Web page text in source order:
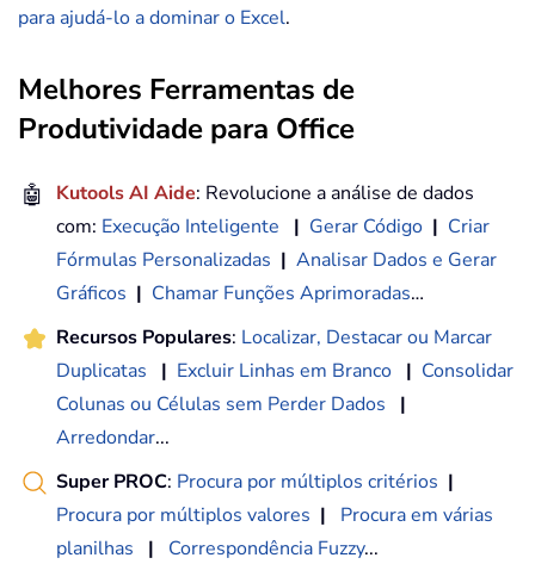
para ajudá-lo a dominar o Excel.
Melhores Ferramentas de
Produtividade para Office
🤖 Kutools AI Aide: Revolucione a análise de dados
com: Execução Inteligente | Gerar Código | Criar
Fórmulas Personalizadas | Analisar Dados e Gerar
Gráficos | Chamar Funções Aprimoradas…
Recursos Populares: Localizar, Destacar ou Marcar
Duplicatas
| Excluir Linhas em Branco | Consolidar
Colunas ou Células sem Perder Dados
|
Arredondar...
Super PROC: Procura por múltiplos critérios |
Procura por múltiplos valores |
Procura em várias
planilhas
| Correspondência Fuzzy...